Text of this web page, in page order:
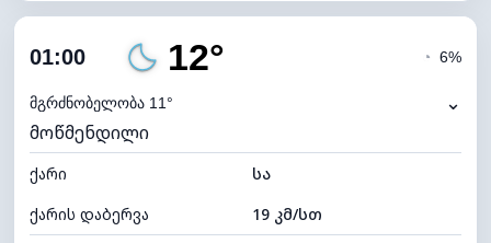
ღრუბლიანობა
ნამის წერტილი
ხილვადობა
განათების ინდექსი 0 (ბნელი)
ღრუბლის სიმაღლე 11600 მ
01:00 12°
მგრძნობელობა 11°
◔ 6%
⌄
მოწმენდილი
ქარი
სა
ქარის დაბერვა
19 კმ/სთ